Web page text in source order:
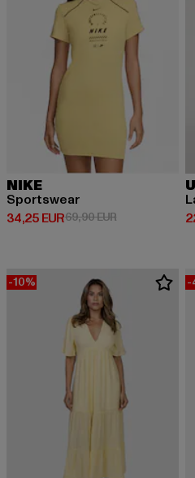
NIKE
Sportswear
34,25 EUR
Derzeitiger Preis: 34,25 EUR
69,90 EURAktionspreis:
-10% -